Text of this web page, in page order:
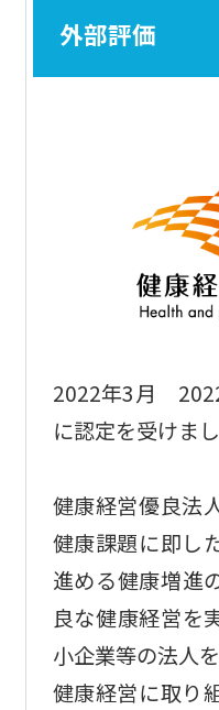
外部評価
2022年3月
に認定を受けまし
健康経営優良法
健康課題に即し
進める健康増進
良な健康経営を
小企業等の法人
健康経営に取り